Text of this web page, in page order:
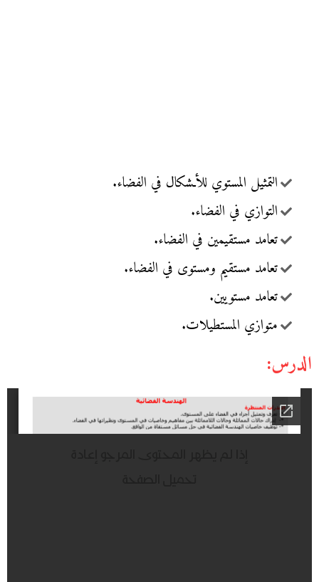
التمثيل المستوي للأـشكال في الفضاء.
التوازي في الفضاء.
تعامد مستقيمين في الفضاء.
تعامد مستقيم ومستوى في الفضاء.
تعامد مستويين.
متوازي المستطيلات.
الدرس: